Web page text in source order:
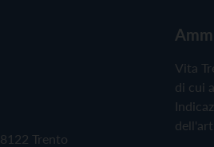
Trento
Vita
di cui